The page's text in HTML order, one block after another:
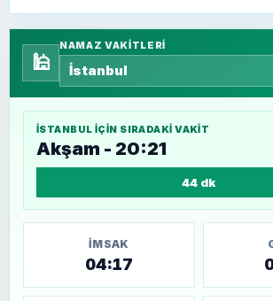
🕌
NAMAZ VAKITLERI
İSTANBUL IÇIN SIRADAKI VAKIT
Akşam - 20:21
44 dk
İMSAK
04:17